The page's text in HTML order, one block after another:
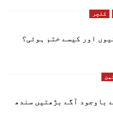
کلچر
اور کیسے ختم ہوئی؟
باوجود آگے بڑھتیں سندھ